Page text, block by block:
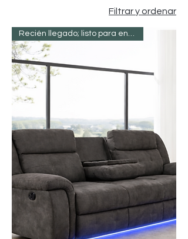
Filtrar y ordenar
Recién llegado; listo para entregar